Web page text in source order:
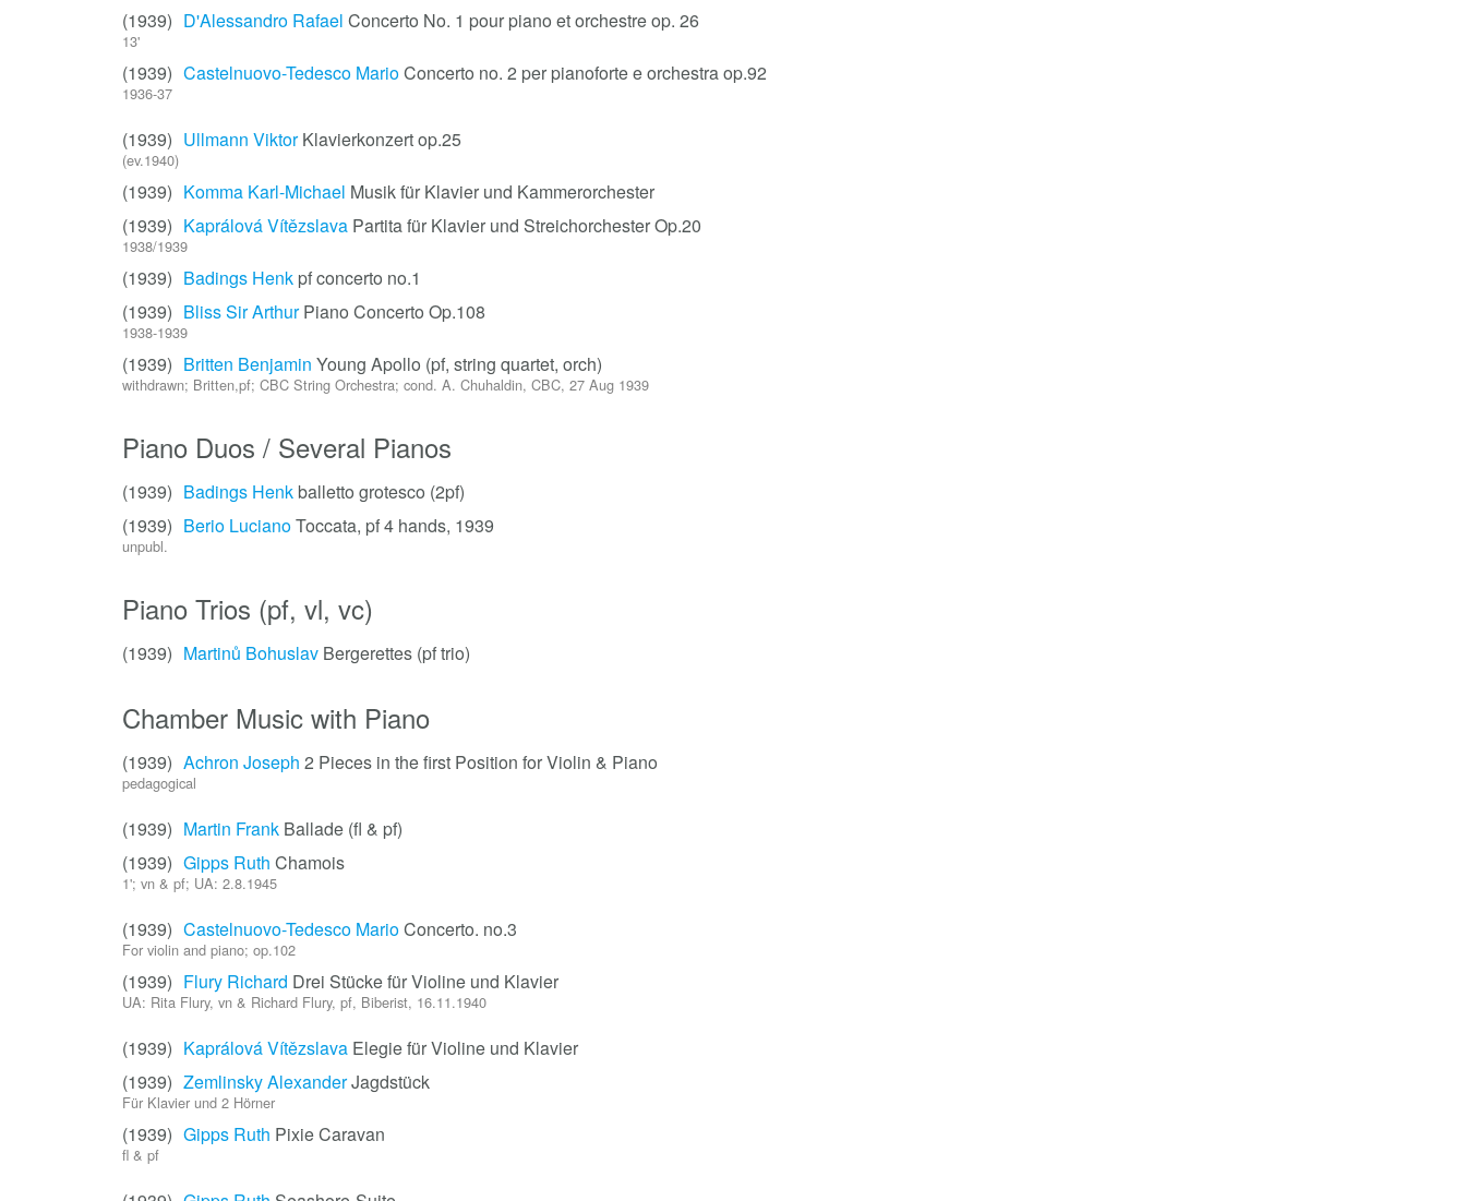
D'Alessandro Rafael Concerto No. 1 pour piano et orchestre op. 26
(1939)
13'
Castelnuovo-Tedesco MarioConcerto no. 2 per pianoforte e orchestra op.92
(1939)
1936-37
Ullmann ViktorKlavierkonzert op.25
(1939)
(ev.1940)
Komma Karl-Michael Musik für Klavier und Kammerorchester
(1939)
Kaprálová Vítězslava Partita für Klavier und Streichorchester Op.20
(1939)
1938/1939
Badings Henk pf concerto no.1
(1939)
Bliss Sir ArthurPiano Concerto Op.108
(1939)
1938-1939
Britten Benjamin Young Apollo (pf, string quartet, orch)
(1939)
withdrawn; Britten,pf; CBC String Orchestra; cond. A. Chuhaldin, CBC, 27 Aug 1939
Piano Duos / Several Pianos
Badings Henkballetto grotesco (2pf)
(1939)
Berio LucianoToccata, pf 4 hands, 1939
(1939)
unpubl.
Piano Trios (pf, vl, vc)
Martinů Bohuslav Bergerettes (pf trio)
(1939)
Chamber Music with Piano
Achron Joseph 2 Pieces in the first Position for Violin & Piano
(1939)
pedagogical
Martin Frank Ballade (fl & pf)
(1939)
Gipps Ruth Chamois
(1939)
1'; vn & pf; UA: 2.8.1945
Castelnuovo-Tedesco MarioConcerto. no.3
(1939)
For violin and piano; op.102
Flury Richard Drei Stücke für Violine und Klavier
(1939)
UA: Rita Flury, vn & Richard Flury, pf, Biberist, 16.11.1940
Kaprálová Vítězslava Elegie für Violine und Klavier
(1939)
Zemlinsky AlexanderJagdstück
(1939)
Für Klavier und 2 Hörner
Gipps Ruth Pixie Caravan
(1939)
fl & pf